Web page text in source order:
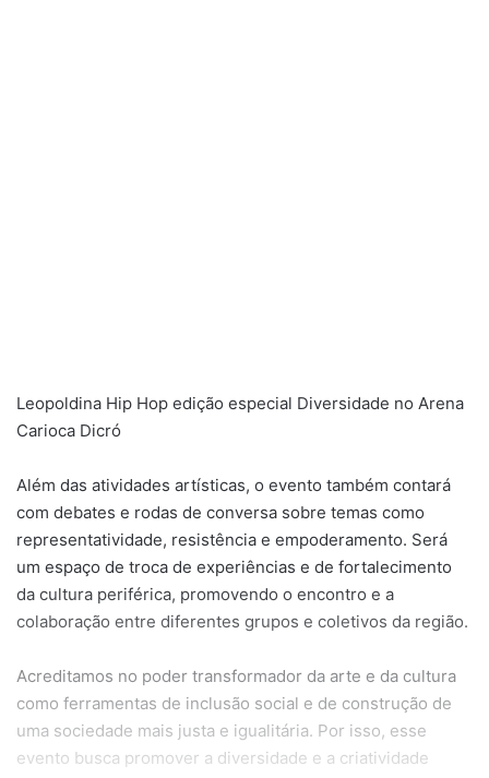
Leopoldina Hip Hop edição especial Diversidade no Arena
Carioca Dicró
Além das atividades artísticas, o evento também contará
com debates e rodas de conversa sobre temas como
representatividade, resistência e empoderamento. Será
um espaço de troca de experiências e de fortalecimento
da cultura periférica, promovendo o encontro e a
colaboração entre diferentes grupos e coletivos da região.
Acreditamos no poder transformador da arte e da cultura
como ferramentas de inclusão social e de construção de
uma sociedade mais justa e igualitária. Por isso, esse
evento busca promover a diversidade e a criatividade